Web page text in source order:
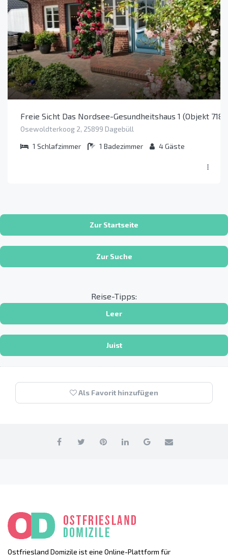
Freie Sicht Das Nordsee-Gesundheitshaus 1 (Objekt
Osewoldterkoog 2, 25899 Dagebüll
1 Schlafzimmer 1 Badezimmer 4Gäste
Zur Startseite
Zur Suche
Reise-Tipps:
Leer
Juist
Als Favorit hinzufügen
Ostfriesland Domizile ist eine Online-Plattform für